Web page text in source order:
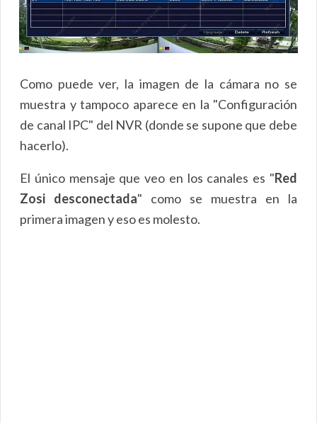
Como puede ver, la imagen de la cámara no se
muestra y tampoco aparece en la "Configuración
de canal IPC" del NVR (donde se supone que debe
hacerlo).
El único mensaje que veo en los canales es "Red
Zosi desconectada" como se muestra en la
primera imagen y eso es molesto.